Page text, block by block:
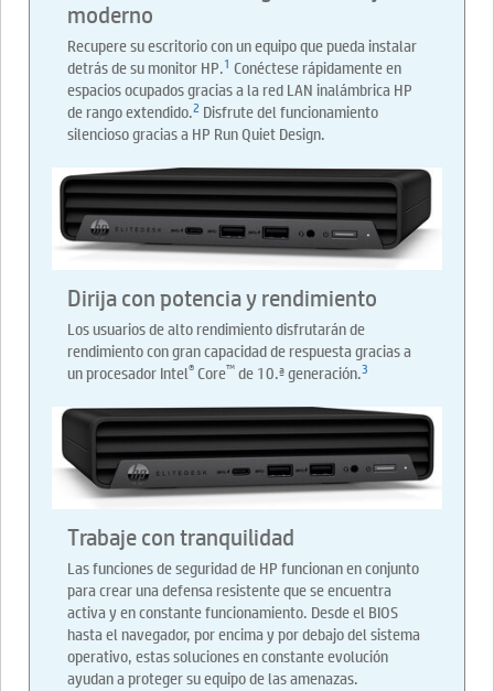
moderno
Recupere su escritorio con un equipo que pueda instalar
detrás de su monitor HP.1 Conéctese rápidamente en
espacios ocupados gracias a la red LAN inalámbrica HP
de rango extendido.2 Disfrute del funcionamiento
silencioso gracias a HP Run Quiet Design.
Dirija con potencia y rendimiento
Los usuarios de alto rendimiento disfrutarán de
rendimiento con gran capacidad de respuesta gracias a
un procesador Intel®Core™de 10.ª generación.3
Trabaje con tranquilidad
Las funciones de seguridad de HP funcionan en conjunto
para crear una defensa resistente que se encuentra
activa y en constante funcionamiento. Desde el BIOS
hasta el navegador, por encima y por debajo del sistema
operativo, estas soluciones en constante evolución
ayudan a proteger su equipo de las amenazas.